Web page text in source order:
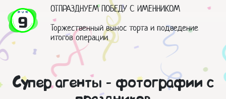
9
ОТПРАЗДНУЕМ ПОБЕДУ С ИМЕННИКОМ
Торжественный вынос торта и подведение
итогов операции
Супер агенты - фотографии с